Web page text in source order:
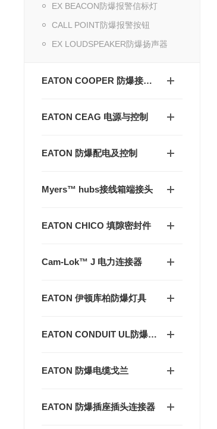
EX BEACON防爆报警信标灯
CALL POINT防爆报警按钮
EX LOUDSPEAKER防爆扬声器
EATON COOPER 防爆接线箱
EATON CEAG 电源与控制
EATON 防爆配电及控制
Myers™ hubs接线箱端接头
EATON CHICO 填隙密封件
Cam-Lok™ J 电力连接器
EATON 伊顿库柏防爆灯具
EATON CONDUIT UL防爆管件
EATON 防爆电缆戈兰
EATON 防爆插座插头连接器